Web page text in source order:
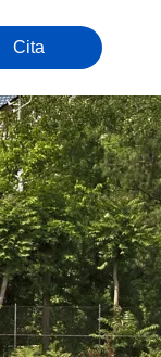
Cita